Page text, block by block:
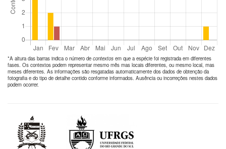
*A altura das barras indica o número de contextos em que a espécie foi registrada em diferentes
fases. Os contextos podem representar mesmo mês mas locais diferentes, ou mesmo local, mas
meses diferentes. As informações são resgatadas automaticamente dos dados de obtenção da
fotografia e do tipo de detalhe contido conforme informados. Ausência ou incorreções nestes dados
podem ocorrer.